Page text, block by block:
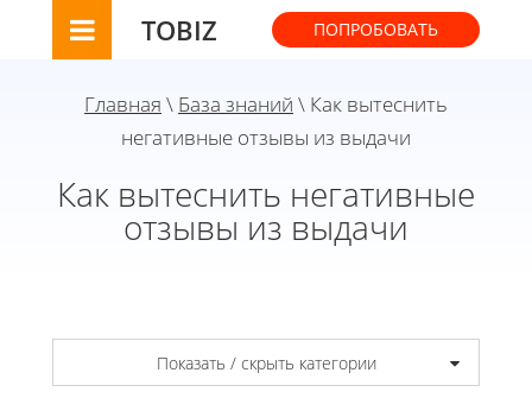
TOBIZ ПОПРОБОВАТЬ
Главная \ База знаний \ Как вытеснить
негативные отзывы из выдачи
Как вытеснить негативные
отзывы из выдачи
Показать / скрыть категории